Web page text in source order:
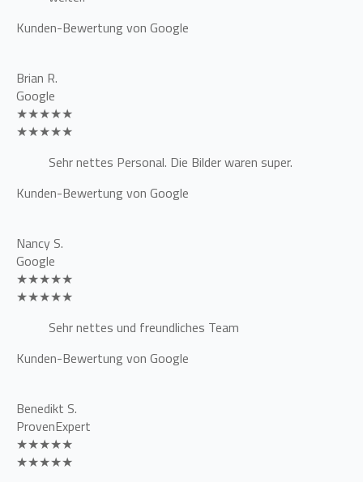
Kunden-Bewertung von Google
Brian R.
Google
★★★★★
★★★★★
Sehr nettes Personal. Die Bilder waren super.
Kunden-Bewertung von Google
Nancy S.
Google
★★★★★
★★★★★
Sehr nettes und freundliches Team
Kunden-Bewertung von Google
Benedikt S.
ProvenExpert
★★★★★
★★★★★